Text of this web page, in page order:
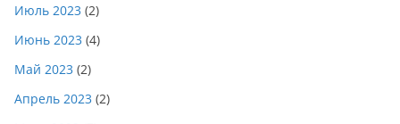
Июль 2023 (2)
Июнь 2023 (4)
Май 2023 (2)
Апрель 2023 (2)